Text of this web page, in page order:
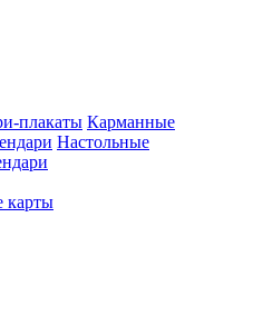
плакаты Карманные
Настольные
карты